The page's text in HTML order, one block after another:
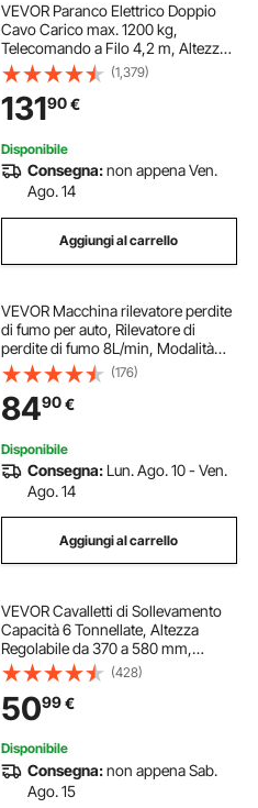
VEVOR Paranco Elettrico Doppio
Cavo Carico max. 1200 kg,
Telecomando a Filo 4,2 m, Altezza
di Sollevamento Cavo Singolo 12 m,
Paranco Arresto di Emergenza,
Sollevatore per Garage, Magazzino,
Fabbrica
(1,379)
13190€
Disponibile
Consegna:non appena Ven.
Ago. 14
Aggiungi al carrello
VEVOR Macchina rilevatore perdite
di fumo per auto, Rilevatore di
perdite di fumo 8L/min, Modalità
aria e modalità fumo, Rilevatore di
perdite con manometro pompe ad
aria, Tester diagnostico auto
(176)
8490€
Disponibile
Consegna: Lun. Ago. 10 - Ven.
Ago. 14
Aggiungi al carrello
VEVOR Cavalletti di Sollevamento
Capacità 6 Tonnellate, Altezza
Regolabile da 370 a 580 mm,
Robusti Cavalletti di Sollevamento
in Acciaio con Doppio Bloccaggio,
per Camper, Piccoli Camion
(428)
5099€
Disponibile
Consegna:non appena Sab.
Ago. 15